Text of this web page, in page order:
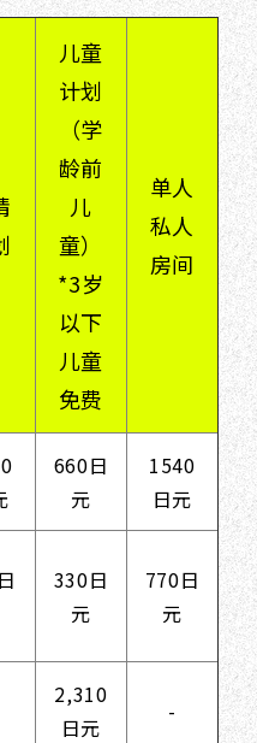
儿童
计划
（学
龄前
儿
童）
*3岁
以下
儿童
免费
单人
私人
房间
660日
元
1540
日元
330日
元
770日
元
2,310
日元
-